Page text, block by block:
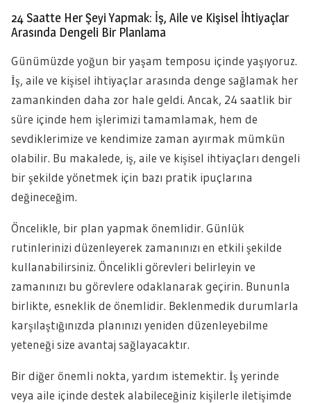
24 Saatte Her Şeyi Yapmak: İş, Aile ve Kişisel İhtiyaçlar
Arasında Dengeli Bir Planlama
Günümüzde yoğun bir yaşam temposu içinde yaşıyoruz.
İş, aile ve kişisel ihtiyaçlar arasında denge sağlamak her
zamankinden daha zor hale geldi. Ancak, 24 saatlik bir
süre içinde hem işlerimizi tamamlamak, hem de
sevdiklerimize ve kendimize zaman ayırmak mümkün
olabilir. Bu makalede, iş, aile ve kişisel ihtiyaçları dengeli
bir şekilde yönetmek için bazı pratik ipuçlarına
değineceğim.
Öncelikle, bir plan yapmak önemlidir. Günlük
rutinlerinizi düzenleyerek zamanınızı en etkili şekilde
kullanabilirsiniz. Öncelikli görevleri belirleyin ve
zamanınızı bu görevlere odaklanarak geçirin. Bununla
birlikte, esneklik de önemlidir. Beklenmedik durumlarla
karşılaştığınızda planınızı yeniden düzenleyebilme
yeteneği size avantaj sağlayacaktır.
Bir diğer önemli nokta, yardım istemektir. İş yerinde
veya aile içinde destek alabileceğiniz kişilerle iletişimde